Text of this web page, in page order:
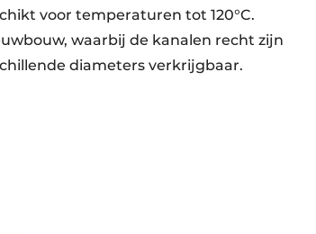
voor temperaturen tot 120°C.
waarbij de kanalen recht zijn
diameters verkrijgbaar.